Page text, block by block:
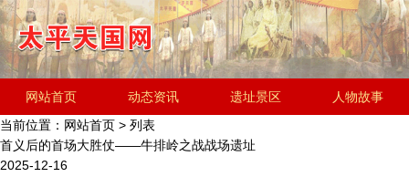
网站首页 动态资讯 遗址景区 人物故事
历史文化 金田起义研究会
当前位置： 网站首页 > 列表
首义后的首场大胜仗——牛排岭之战战场遗址
2025-12-16